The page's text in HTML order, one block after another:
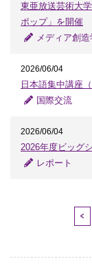
東亜放送芸術大
ポップ」を開催
メディア創
2026/06/04
日本語集中講座
国際交流
2026/06/04
2026年度ビッグ
レポート